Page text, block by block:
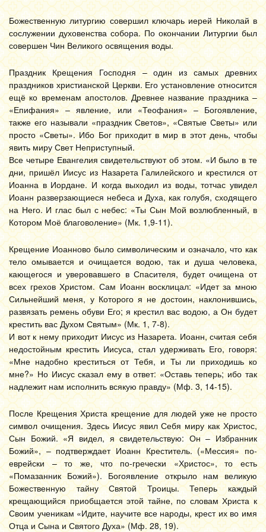
Божественную литургию совершил ключарь иерей Николай в
сослужении духовенства собора. По окончании Литургии был
совершен Чин Великого освящения воды.
Праздник Крещения Господня – один из самых древних
праздников христианской Церкви. Его установление относится
ещё ко временам апостолов. Древнее название праздника –
«Епифания» – явление, или «Теофания» – Богоявление,
также его называли «праздник Светов», «Святые Светы» или
просто «Светы». Ибо Бог приходит в мир в этот день, чтобы
явить миру Свет Неприступный.
Все четыре Евангелия свидетельствуют об этом. «И было в те
дни, пришёл Иисус из Назарета Галилейского и крестился от
Иоанна в Иордане. И когда выходил из воды, тотчас увидел
Иоанн разверзающиеся небеса и Духа, как голубя, сходящего
на Него. И глас был с небес: «Ты Сын Мой возлюбленный, в
Котором Моё благоволение» (Мк. 1,9-11).
Крещение Иоанново было символическим и означало, что как
тело омывается и очищается водою, так и душа человека,
кающегося и уверовавшего в Спасителя, будет очищена от
всех грехов Христом. Сам Иоанн восклицал: «Идет за мною
Сильнейший меня, у Которого я не достоин, наклонившись,
развязать ремень обуви Его; я крестил вас водою, а Он будет
крестить вас Духом Святым» (Мк. 1, 7-8).
И вот к нему приходит Иисус из Назарета. Иоанн, считая себя
недостойным крестить Иисуса, стал удерживать Его, говоря:
«Мне надобно креститься от Тебя, и Ты ли приходишь ко
мне?» Но Иисус сказал ему в ответ: «Оставь теперь; ибо так
надлежит нам исполнить всякую правду» (Мф. 3, 14-15).
После Крещения Христа крещение для людей уже не просто
символ очищения. Здесь Иисус явил Себя миру как Христос,
Сын Божий. «Я видел, я свидетельствую: Он – Избранник
Божий», – подтверждает Иоанн Креститель. («Мессия» по-
еврейски – то же, что по-гречески «Христос», то есть
«Помазанник Божий»). Богоявление открыло нам великую
Божественную тайну Святой Троицы. Теперь каждый
крещающийся приобщается этой тайне, по словам Христа к
Своим ученикам «Идите, научите все народы, крест их во имя
Отца и Сына и Святого Духа» (Мф. 28, 19).